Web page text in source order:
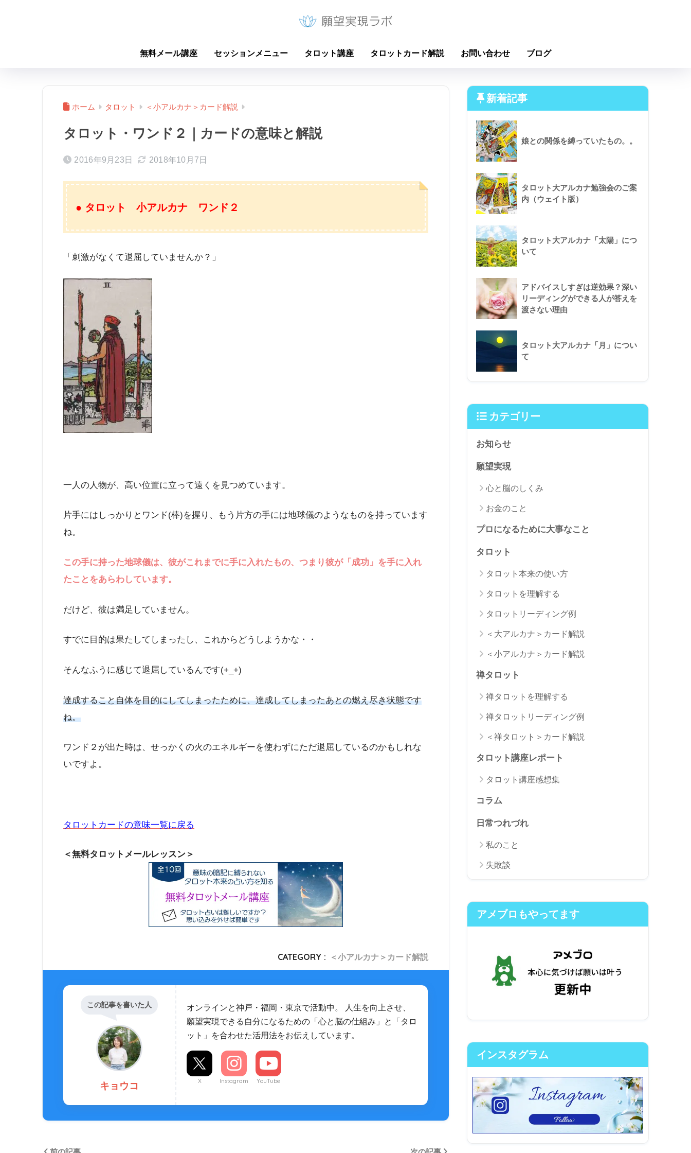
無料メール講座 セッションメニュー タロット講座 タロットカード解説 お問い合わせ ブログ
ホーム タロット ＜小アルカナ＞カード解説
タロット・ワンド２｜カードの意味と解説
2016年9月23日 2018年10月7日
● タロット 小アルカナ ワンド２
「刺激がなくて退屈していませんか？」
一人の人物が、高い位置に立って遠くを見つめています。
片手にはしっかりとワンド(棒)を握り、もう片方の手には地球儀のようなものを持っています
ね。
この手に持った地球儀は、彼がこれまでに手に入れたもの、つまり彼が「成功」を手に入れ
たことをあらわしています。
だけど、彼は満足していません。
すでに目的は果たしてしまったし、これからどうしようかな・・
そんなふうに感じて退屈しているんです(+_+)
達成すること自体を目的にしてしまったために、達成してしまったあとの燃え尽き状態です
ね。
ワンド２が出た時は、せっかくの火のエネルギーを使わずにただ退屈しているのかもしれな
いですよ。
タロットカードの意味一覧に戻る
＜無料タロットメールレッスン＞
CATEGORY : ＜小アルカナ＞カード解説
この記事を書いた人
キョウコ
オンラインと神戸・福岡・東京で活動中。 人生を向上させ、
願望実現できる自分になるための「心と脳の仕組み」と「タロ
ット」を合わせた活用法をお伝えしています。
X Instagram YouTube
新着記事
娘との関係を縛っていたもの。。
タロット大アルカナ勉強会のご案
内（ウェイト版）
タロット大アルカナ「太陽」につ
いて
アドバイスしすぎは逆効果？深い
リーディングができる人が答えを
渡さない理由
タロット大アルカナ「月」につい
て
カテゴリー
お知らせ
願望実現
心と脳のしくみ
お金のこと
プロになるために大事なこと
タロット
タロット本来の使い方
タロットを理解する
タロットリーディング例
＜大アルカナ＞カード解説
＜小アルカナ＞カード解説
禅タロット
禅タロットを理解する
禅タロットリーディング例
＜禅タロット＞カード解説
タロット講座レポート
タロット講座感想集
コラム
日常つれづれ
私のこと
失敗談
アメブロもやってます
インスタグラム